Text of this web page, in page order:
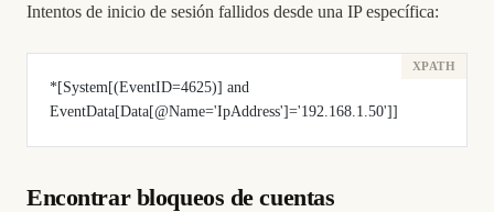
Intentos de inicio de sesión fallidos desde una IP específica:
*[System[(EventID=4625)] and
EventData[Data[@Name='IpAddress']='192.168.1.50']]
Encontrar bloqueos de cuentas